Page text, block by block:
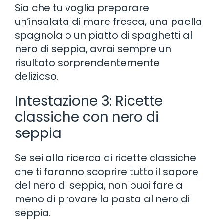
Sia che tu voglia preparare
un’insalata di mare fresca, una paella
spagnola o un piatto di spaghetti al
nero di seppia, avrai sempre un
risultato sorprendentemente
delizioso.
Intestazione 3: Ricette
classiche con nero di
seppia
Se sei alla ricerca di ricette classiche
che ti faranno scoprire tutto il sapore
del nero di seppia, non puoi fare a
meno di provare la pasta al nero di
seppia.